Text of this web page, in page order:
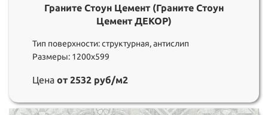
Граните Стоун Цемент (Граните Стоун
Цемент ДЕКОР)
Тип поверхности: структурная, антислип
Размеры: 1200х599
Цена от 2532 руб/м2